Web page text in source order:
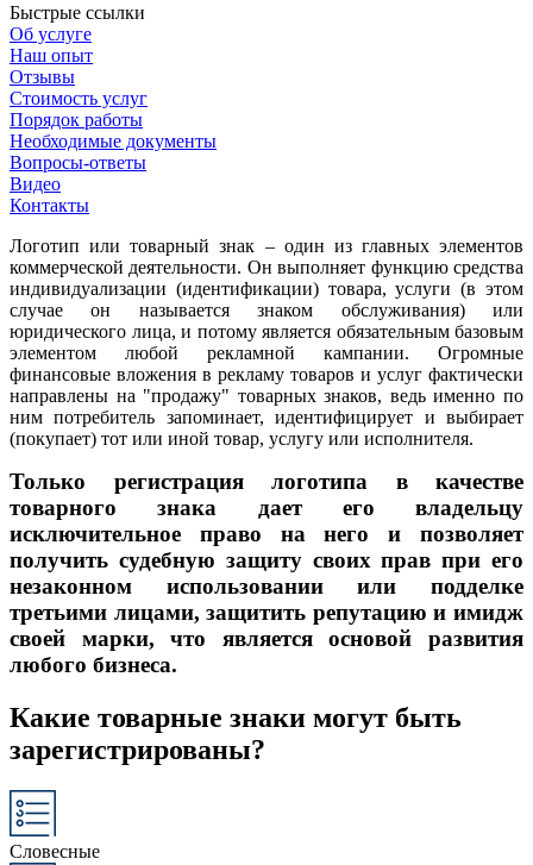
Быстрые ссылки
Об услуге
Наш опыт
Отзывы
Стоимость услуг
Порядок работы
Необходимые документы
Вопросы-ответы
Видео
Контакты
Логотип или товарный знак – один из главных элементов
коммерческой деятельности. Он выполняет функцию средства
индивидуализации (идентификации) товара, услуги (в этом
случае он называется знаком обслуживания) или
юридического лица, и потому является обязательным базовым
элементом любой рекламной кампании. Огромные
финансовые вложения в рекламу товаров и услуг фактически
направлены на "продажу" товарных знаков, ведь именно по
ним потребитель запоминает, идентифицирует и выбирает
(покупает) тот или иной товар, услугу или исполнителя.
Только регистрация логотипа в качестве
товарного знака дает его владельцу
исключительное право на него и позволяет
получить судебную защиту своих прав при его
незаконном использовании или подделке
третьими лицами, защитить репутацию и имидж
своей марки, что является основой развития
любого бизнеса.
Какие товарные знаки могут быть
зарегистрированы?
Словесные